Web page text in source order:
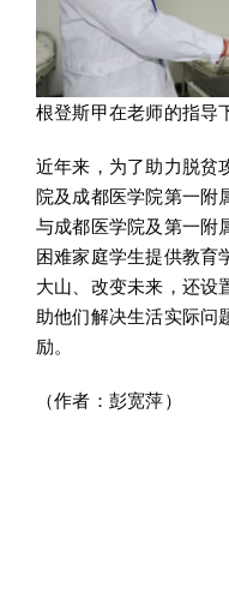
根登斯甲在老师的指导
近年来，为了助力脱贫
院及成都医学院第一附
与成都医学院及第一附
困难家庭学生提供教育
大山、改变未来，还设
助他们解决生活实际问
励。
（作者：彭宽萍）